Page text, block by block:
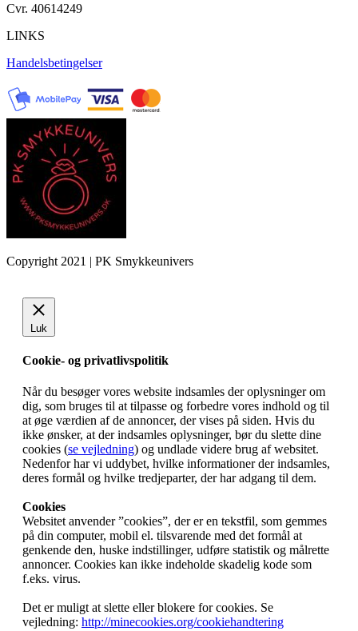
Cvr. 40614249
LINKS
Handelsbetingelser
Copyright 2021 | PK Smykkeunivers
Luk
Cookie- og privatlivspolitik
Når du besøger vores website indsamles der oplysninger om
dig, som bruges til at tilpasse og forbedre vores indhold og til
at øge værdien af de annoncer, der vises på siden. Hvis du
ikke ønsker, at der indsamles oplysninger, bør du slette dine
cookies (se vejledning) og undlade videre brug af websitet.
Nedenfor har vi uddybet, hvilke informationer der indsamles,
deres formål og hvilke tredjeparter, der har adgang til dem.
Cookies
Websitet anvender ”cookies”, der er en tekstfil, som gemmes
på din computer, mobil el. tilsvarende med det formål at
genkende den, huske indstillinger, udføre statistik og målrette
annoncer. Cookies kan ikke indeholde skadelig kode som
f.eks. virus.
Det er muligt at slette eller blokere for cookies. Se
vejledning: http://minecookies.org/cookiehandtering